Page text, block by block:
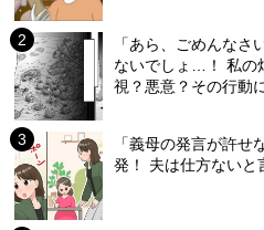
「あら、ごめんなさ
ないでしょ…！ 私の
視？悪意？その行動
「義母の発言が許
発！ 夫は仕方ないと